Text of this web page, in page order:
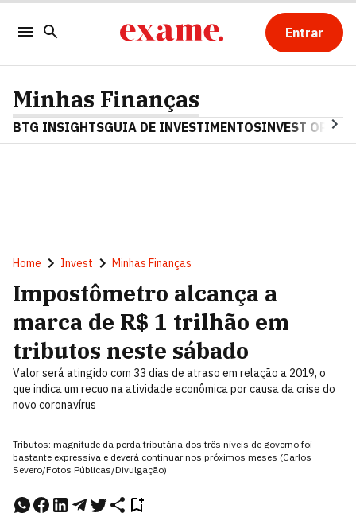
Entrar
Minhas Finanças
BTG INSIGHTSGUIA DE INVESTIMENTOSINVEST OPINA
Home Invest Minhas Finanças
Impostômetro alcança a
marca de R$ 1 trilhão em
tributos neste sábado
Valor será atingido com 33 dias de atraso em relação a 2019, o
que indica um recuo na atividade econômica por causa da crise do
novo coronavírus
Tributos: magnitude da perda tributária dos três níveis de governo foi
bastante expressiva e deverá continuar nos próximos meses (Carlos
Severo/Fotos Públicas/Divulgação)